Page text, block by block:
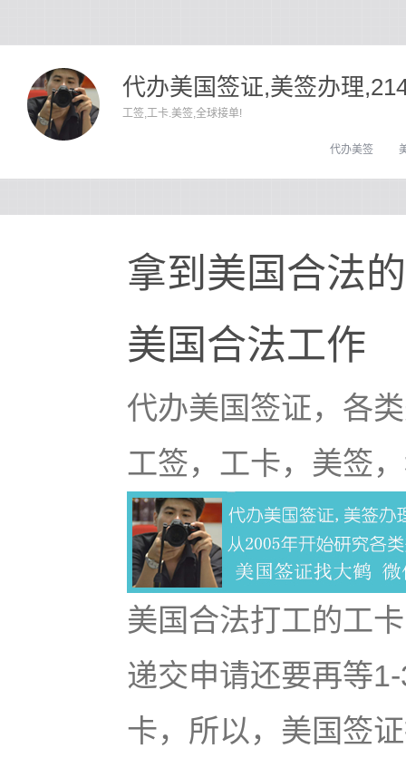
代办美国签证,美签办理
工签,工卡.美签,全球接单!
代办美签
拿到美国合法
美国合法工作
代办美国签证，各
工签，工卡，美签
美国合法打工的工
递交申请还要再等
卡，所以，美国签